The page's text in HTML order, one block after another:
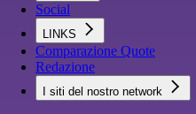
Social
LINKS
Comparazione Quote
Redazione
I siti del nostro network